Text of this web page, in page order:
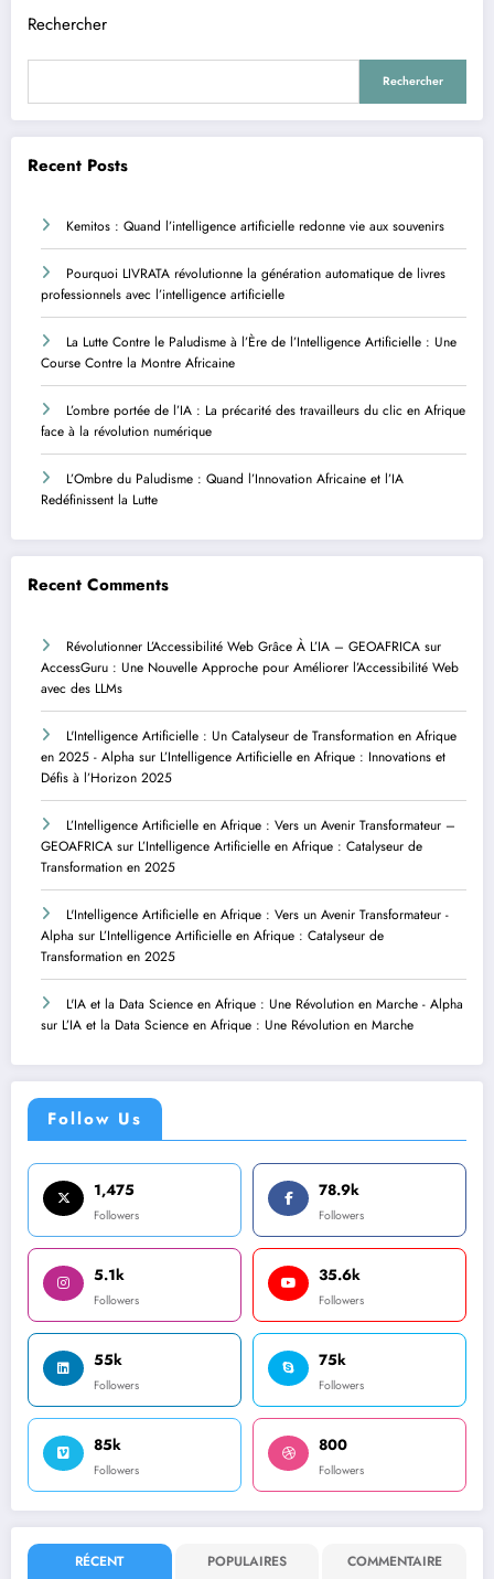
Rechercher
Rechercher
Recent Posts
Kemitos : Quand l’intelligence artificielle redonne vie aux souvenirs
Pourquoi LIVRATA révolutionne la génération automatique de livres
professionnels avec l’intelligence artificielle
La Lutte Contre le Paludisme à l’Ère de l’Intelligence Artificielle : Une
Course Contre la Montre Africaine
L’ombre portée de l’IA : La précarité des travailleurs du clic en Afrique
face à la révolution numérique
L’Ombre du Paludisme : Quand l’Innovation Africaine et l’IA
Redéfinissent la Lutte
Recent Comments
Révolutionner L’Accessibilité Web Grâce À L’IA – GEOAFRICA sur
AccessGuru : Une Nouvelle Approche pour Améliorer l’Accessibilité Web
avec des LLMs
L'Intelligence Artificielle : Un Catalyseur de Transformation en Afrique
en 2025 - Alpha sur L’Intelligence Artificielle en Afrique : Innovations et
Défis à l’Horizon 2025
L’Intelligence Artificielle en Afrique : Vers un Avenir Transformateur –
GEOAFRICA sur L’Intelligence Artificielle en Afrique : Catalyseur de
Transformation en 2025
L'Intelligence Artificielle en Afrique : Vers un Avenir Transformateur -
Alpha sur L’Intelligence Artificielle en Afrique : Catalyseur de
Transformation en 2025
L'IA et la Data Science en Afrique : Une Révolution en Marche - Alpha
sur L’IA et la Data Science en Afrique : Une Révolution en Marche
Follow Us
1,475
Followers
78.9k
Followers
5.1k
Followers
35.6k
Followers
55k
Followers
75k
Followers
85k
Followers
800
Followers
RÉCENT POPULAIRES COMMENTAIRE